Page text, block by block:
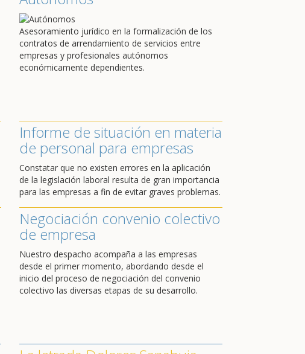
Asesoramiento jurídico en la formalización de los
contratos de arrendamiento de servicios entre
empresas y profesionales autónomos
económicamente dependientes.
Informe de situación en materia
de personal para empresas
Constatar que no existen errores en la aplicación
de la legislación laboral resulta de gran importancia
para las empresas a fin de evitar graves problemas.
Negociación convenio colectivo
de empresa
Nuestro despacho acompaña a las empresas
desde el primer momento, abordando desde el
inicio del proceso de negociación del convenio
colectivo las diversas etapas de su desarrollo.